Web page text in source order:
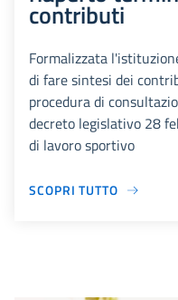
contributi
Formalizzata
di fare sintesi dei
procedura di
decreto legislativo 28
di lavoro sportivo
SCOPRI TUTTO